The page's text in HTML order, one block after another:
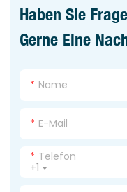
Haben Sie
Gerne Eine
Name
E-Mail
+1
Telefon